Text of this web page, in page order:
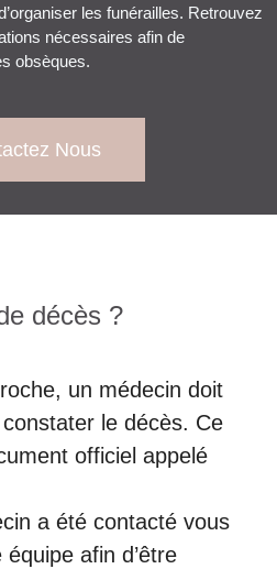
les funérailles. Retrouvez
nécessaires afin de
obsèques.
Nous
décès ?
un médecin doit
le décès. Ce
officiel appelé
a été contacté vous
afin d’être